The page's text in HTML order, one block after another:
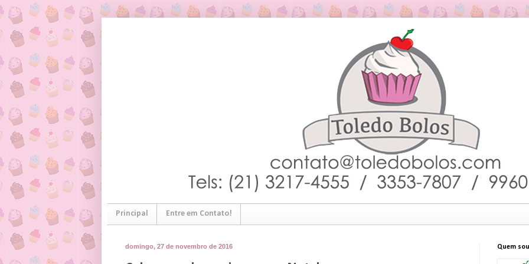
Principal Entre em Contato!
domingo, 27 de novembro de 2016 Quem